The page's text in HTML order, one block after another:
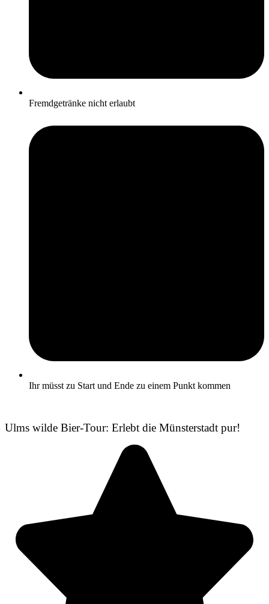
Fremdgetränke nicht erlaubt
Ihr müsst zu Start und Ende zu einem Punkt kommen
Ulms wilde Bier-Tour: Erlebt die Müns­ter­stadt pur!